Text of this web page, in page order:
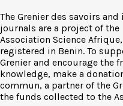
The Grenier des savoirs and
journals are a project of the
Association Science Afrique,
registered in Benin. To
Grenier and encourage the
knowledge, make a
commun, a partner of the
the funds collected to the